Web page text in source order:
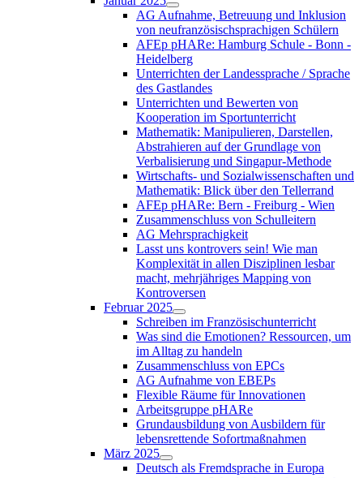
AG Aufnahme, Betreuung und Inklusion
von neufranzösischsprachigen Schülern
AFEp pHARe: Hamburg Schule - Bonn -
Heidelberg
Unterrichten der Landessprache / Sprache
des Gastlandes
Unterrichten und Bewerten von
Kooperation im Sportunterricht
Mathematik: Manipulieren, Darstellen,
Abstrahieren auf der Grundlage von
Verbalisierung und Singapur-Methode
Wirtschafts- und Sozialwissenschaften und
Mathematik: Blick über den Tellerrand
AFEp pHARe: Bern - Freiburg - Wien
Zusammenschluss von Schulleitern
AG Mehrsprachigkeit
Lasst uns kontrovers sein! Wie man
Komplexität in allen Disziplinen lesbar
macht, mehrjähriges Mapping von
Kontroversen
Februar 2025
Schreiben im Französischunterricht
Was sind die Emotionen? Ressourcen, um
im Alltag zu handeln
Zusammenschluss von EPCs
AG Aufnahme von EBEPs
Flexible Räume für Innovationen
Arbeitsgruppe pHARe
Grundausbildung von Ausbildern für
lebensrettende Sofortmaßnahmen
März 2025
Deutsch als Fremdsprache in Europa